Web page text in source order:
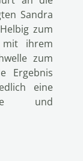
Sandra
zum
ihrem
zum
Ergebnis
eine
und